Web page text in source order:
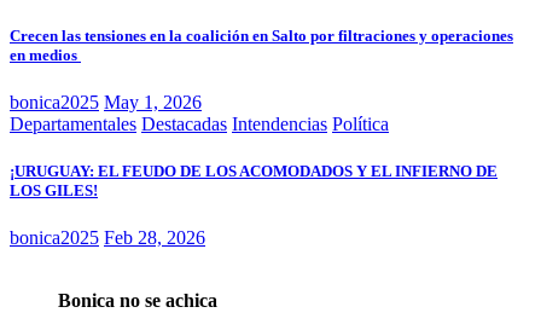
Crecen las tensiones en la coalición en Salto por filtraciones y operaciones
en medios
bonica2025 May 1, 2026
Departamentales Destacadas Intendencias Política
¡URUGUAY: EL FEUDO DE LOS ACOMODADOS Y EL INFIERNO DE
LOS GILES!
bonica2025 Feb 28, 2026
Bonica no se achica